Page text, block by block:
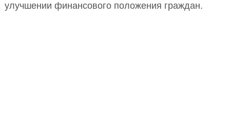
улучшении финансового положения граждан.